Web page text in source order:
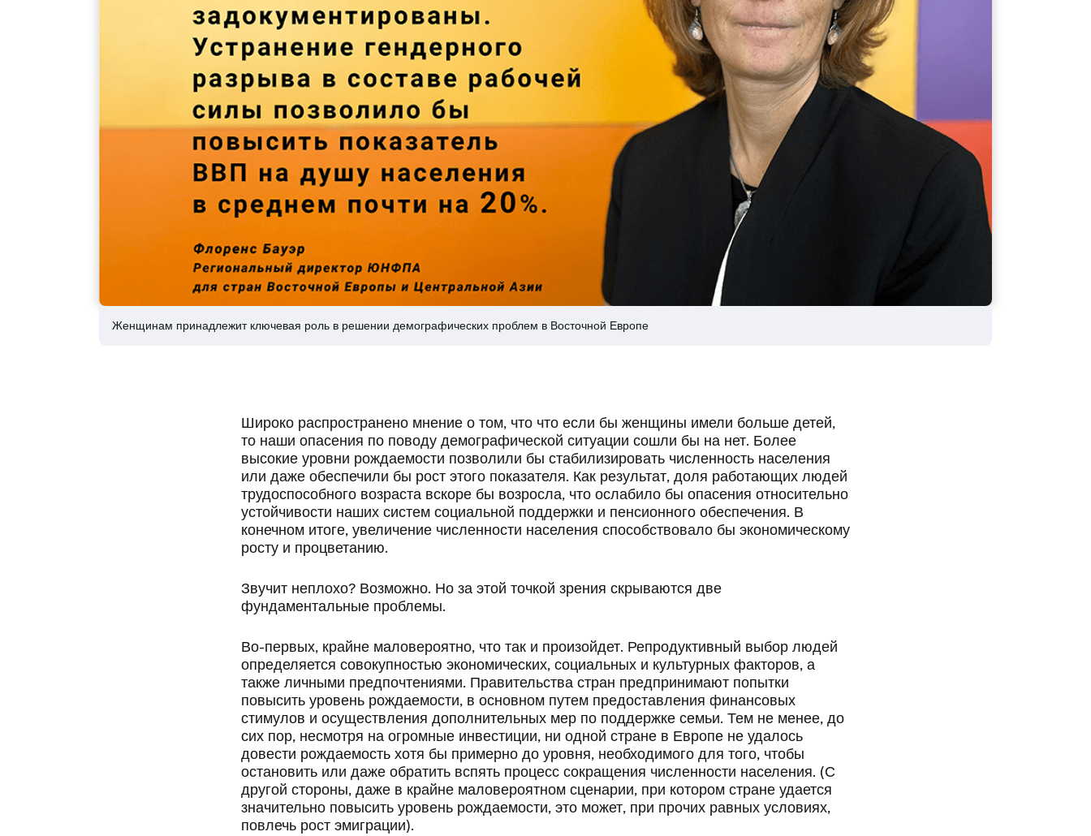
Женщинам принадлежит ключевая роль в решении демографических проблем в Восточной Европе
Широко распространено мнение о том, что что если бы женщины имели больше детей,
то наши опасения по поводу демографической ситуации сошли бы на нет. Более
высокие уровни рождаемости позволили бы стабилизировать численность населения
или даже обеспечили бы рост этого показателя. Как результат, доля работающих людей
трудоспособного возраста вскоре бы возросла, что ослабило бы опасения относительно
устойчивости наших систем социальной поддержки и пенсионного обеспечения. В
конечном итоге, увеличение численности населения способствовало бы экономическому
росту и процветанию.
Звучит неплохо? Возможно. Но за этой точкой зрения скрываются две
фундаментальные проблемы.
Во-первых, крайне маловероятно, что так и произойдет. Репродуктивный выбор людей
определяется совокупностью экономических, социальных и культурных факторов, а
также личными предпочтениями. Правительства стран предпринимают попытки
повысить уровень рождаемости, в основном путем предоставления финансовых
стимулов и осуществления дополнительных мер по поддержке семьи. Тем не менее, до
сих пор, несмотря на огромные инвестиции, ни одной стране в Европе не удалось
довести рождаемость хотя бы примерно до уровня, необходимого для того, чтобы
остановить или даже обратить вспять процесс сокращения численности населения. (С
другой стороны, даже в крайне маловероятном сценарии, при котором стране удается
значительно повысить уровень рождаемости, это может, при прочих равных условиях,
повлечь рост эмиграции).